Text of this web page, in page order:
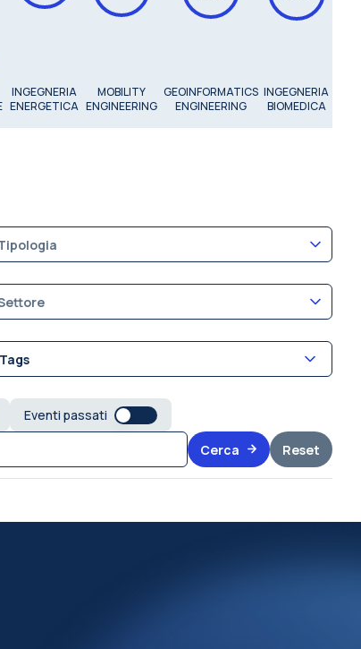
INGEGNERIA
ENERGETICA
MOBILITY
ENGINEERING
GEOINFORMATICS
ENGINEERING
INGEGNERIA
BIOMEDICA
Tags
Eventi passati
Cerca Reset